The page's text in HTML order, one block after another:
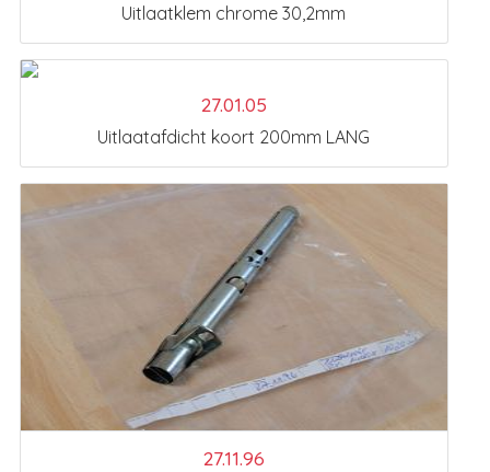
Uitlaatklem chrome 30,2mm
27.01.05
Uitlaatafdicht koort 200mm LANG
27.11.96